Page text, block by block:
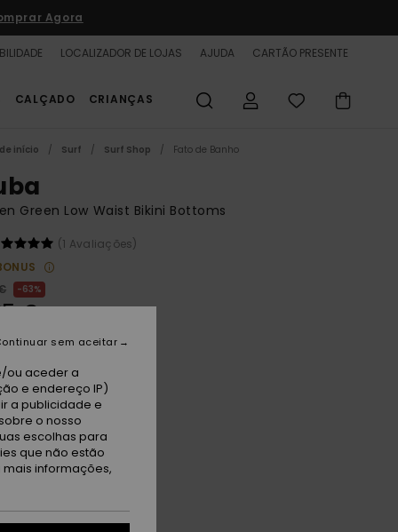
Agora
LOCALIZADOR DE LOJAS AJUDA CARTÃO PRESENTE
CALÇADO CRIANÇAS
início Surf Surf Shop Fato de Banho
Green Low Waist Bikini Bottoms
(1 Avaliações)
63%
€
ou aceder a
e endereço IP)
a publicidade e
o nosso
escolhas para
que não estão
informações,
sem aceitar